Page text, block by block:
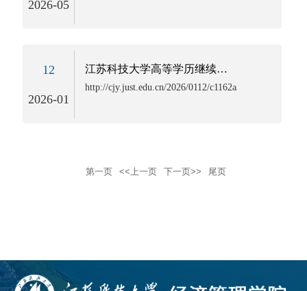
2026-05
12
2026-01
江苏科技大学高等学历继续教育2026级新生开学报到须知
http://cjy.just.edu.cn/2026/0112/c1162a370500/page.htm
第一页 <<上一页 下一页>> 尾页